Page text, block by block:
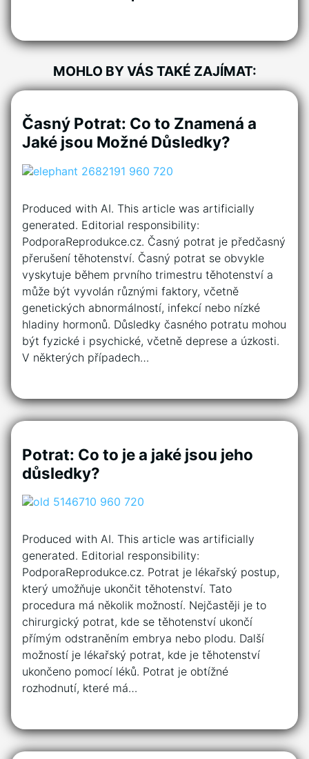
MOHLO BY VÁS TAKÉ ZAJÍMAT:
Časný Potrat: Co to Znamená a
Jaké jsou Možné Důsledky?
Produced with AI. This article was artificially
generated. Editorial responsibility:
PodporaReprodukce.cz. Časný potrat je předčasný
přerušení těhotenství. Časný potrat se obvykle
vyskytuje během prvního trimestru těhotenství a
může být vyvolán různými faktory, včetně
genetických abnormálností, infekcí nebo nízké
hladiny hormonů. Důsledky časného potratu mohou
být fyzické i psychické, včetně deprese a úzkosti.
V některých případech…
Potrat: Co to je a jaké jsou jeho
důsledky?
Produced with AI. This article was artificially
generated. Editorial responsibility:
PodporaReprodukce.cz. Potrat je lékařský postup,
který umožňuje ukončit těhotenství. Tato
procedura má několik možností. Nejčastěji je to
chirurgický potrat, kde se těhotenství ukončí
přímým odstraněním embrya nebo plodu. Další
možností je lékařský potrat, kde je těhotenství
ukončeno pomocí léků. Potrat je obtížné
rozhodnutí, které má…